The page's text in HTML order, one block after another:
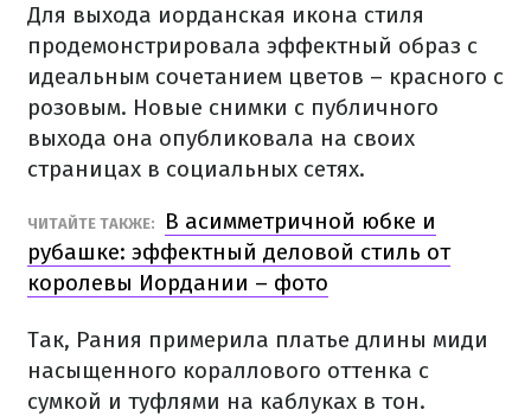
Для выхода иорданская икона стиля
продемонстрировала эффектный образ с
идеальным сочетанием цветов – красного с
розовым. Новые снимки с публичного
выхода она опубликовала на своих
страницах в социальных сетях.
ЧИТАЙТЕ ТАКЖЕ:
В асимметричной юбке и
рубашке: эффектный деловой стиль от
королевы Иордании – фото
Так, Рания примерила платье длины миди
насыщенного кораллового оттенка с
сумкой и туфлями на каблуках в тон.